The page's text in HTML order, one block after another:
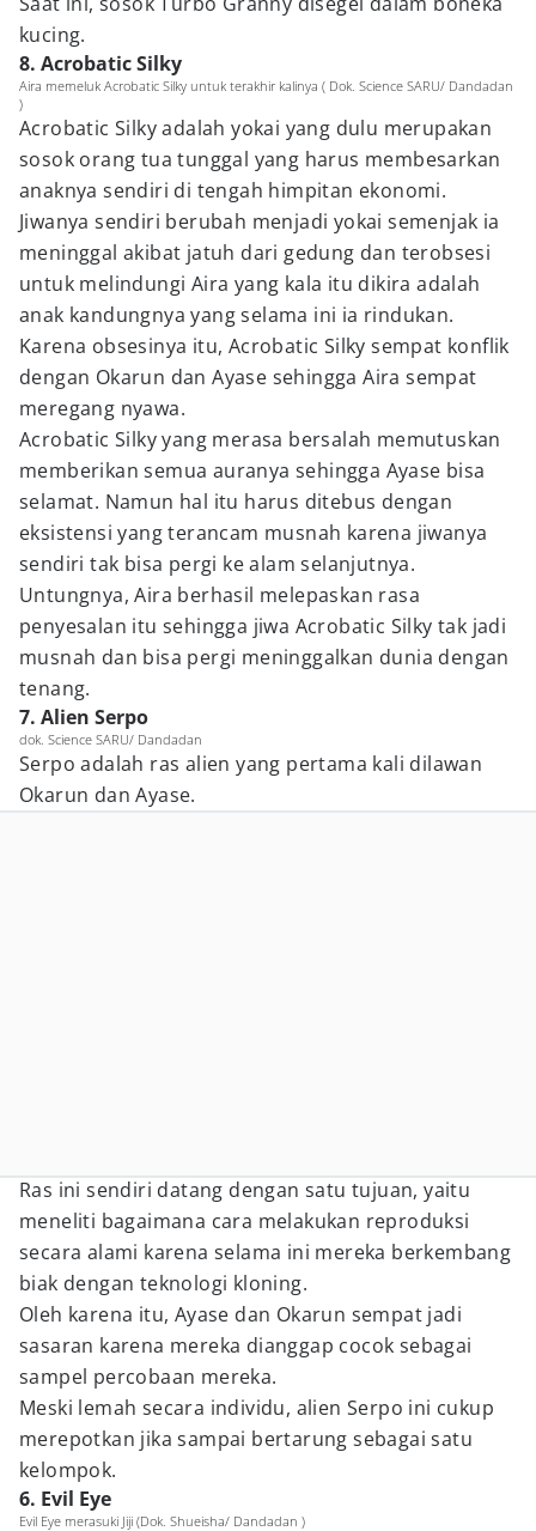
kucing.
8. Acrobatic Silky
Aira memeluk Acrobatic Silky untuk terakhir kalinya ( Dok. Science SARU/ Dandadan
)
Acrobatic Silky adalah yokai yang dulu merupakan
sosok orang tua tunggal yang harus membesarkan
anaknya sendiri di tengah himpitan ekonomi.
Jiwanya sendiri berubah menjadi yokai semenjak ia
meninggal akibat jatuh dari gedung dan terobsesi
untuk melindungi Aira yang kala itu dikira adalah
anak kandungnya yang selama ini ia rindukan.
Karena obsesinya itu, Acrobatic Silky sempat konflik
dengan Okarun dan Ayase sehingga Aira sempat
meregang nyawa.
Acrobatic Silky yang merasa bersalah memutuskan
memberikan semua auranya sehingga Ayase bisa
selamat. Namun hal itu harus ditebus dengan
eksistensi yang terancam musnah karena jiwanya
sendiri tak bisa pergi ke alam selanjutnya.
Untungnya, Aira berhasil melepaskan rasa
penyesalan itu sehingga jiwa Acrobatic Silky tak jadi
musnah dan bisa pergi meninggalkan dunia dengan
tenang.
7. Alien Serpo
dok. Science SARU/ Dandadan
Serpo adalah ras alien yang pertama kali dilawan
Okarun dan Ayase.
Ras ini sendiri datang dengan satu tujuan, yaitu
meneliti bagaimana cara melakukan reproduksi
secara alami karena selama ini mereka berkembang
biak dengan teknologi kloning.
Oleh karena itu, Ayase dan Okarun sempat jadi
sasaran karena mereka dianggap cocok sebagai
sampel percobaan mereka.
Meski lemah secara individu, alien Serpo ini cukup
merepotkan jika sampai bertarung sebagai satu
kelompok.
6. Evil Eye
Evil Eye merasuki Jiji (Dok. Shueisha/ Dandadan )